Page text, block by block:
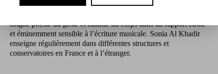
l’étranger enrichissent sa pratique et contribuent à définir son
soigne poésie du geste et fluidité du corps dans un rapport étroit
et éminemment sensible à l’écriture musicale. Sonia Al Khadir
enseigne régulièrement dans différentes structures et
conservatoires en France et à l’étranger.